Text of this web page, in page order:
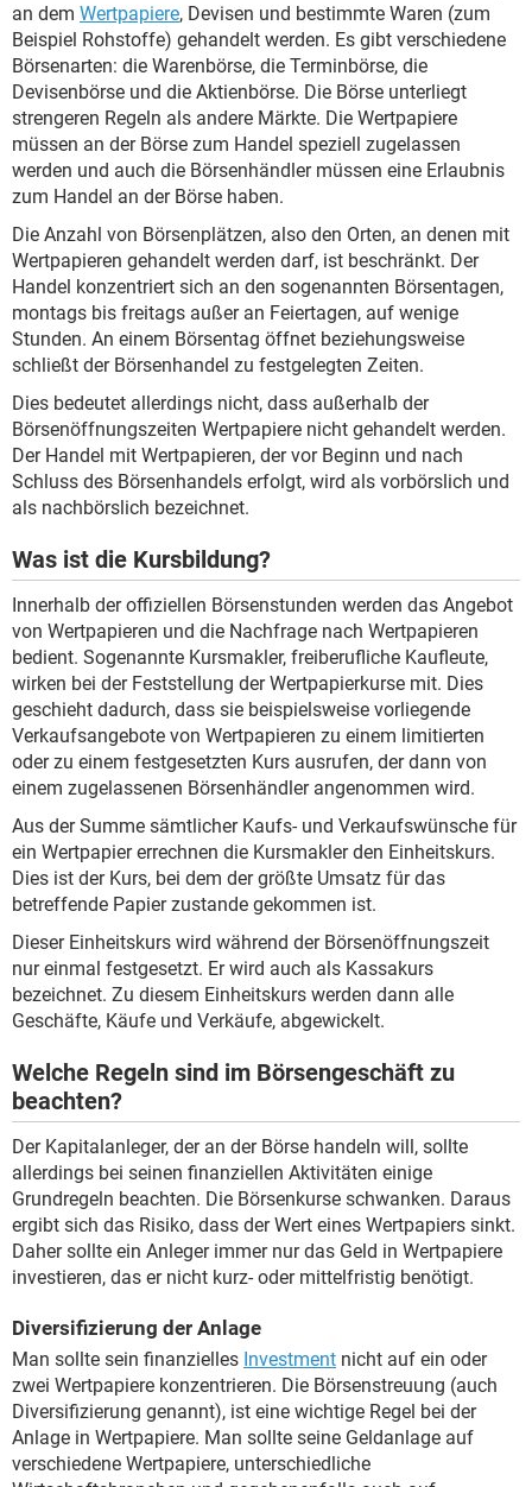
an dem Wertpapiere, Devisen und bestimmte Waren (zum
Beispiel Rohstoffe) gehandelt werden. Es gibt verschiedene
Börsenarten: die Warenbörse, die Terminbörse, die
Devisenbörse und die Aktienbörse. Die Börse unterliegt
strengeren Regeln als andere Märkte. Die Wertpapiere
müssen an der Börse zum Handel speziell zugelassen
werden und auch die Börsenhändler müssen eine Erlaubnis
zum Handel an der Börse haben.
Die Anzahl von Börsenplätzen, also den Orten, an denen mit
Wertpapieren gehandelt werden darf, ist beschränkt. Der
Handel konzentriert sich an den sogenannten Börsentagen,
montags bis freitags außer an Feiertagen, auf wenige
Stunden. An einem Börsentag öffnet beziehungsweise
schließt der Börsenhandel zu festgelegten Zeiten.
Dies bedeutet allerdings nicht, dass außerhalb der
Börsenöffnungszeiten Wertpapiere nicht gehandelt werden.
Der Handel mit Wertpapieren, der vor Beginn und nach
Schluss des Börsenhandels erfolgt, wird als vorbörslich und
als nachbörslich bezeichnet.
Was ist die Kursbildung?
Innerhalb der offiziellen Börsenstunden werden das Angebot
von Wertpapieren und die Nachfrage nach Wertpapieren
bedient. Sogenannte Kursmakler, freiberufliche Kaufleute,
wirken bei der Feststellung der Wertpapierkurse mit. Dies
geschieht dadurch, dass sie beispielsweise vorliegende
Verkaufsangebote von Wertpapieren zu einem limitierten
oder zu einem festgesetzten Kurs ausrufen, der dann von
einem zugelassenen Börsenhändler angenommen wird.
Aus der Summe sämtlicher Kaufs- und Verkaufswünsche für
ein Wertpapier errechnen die Kursmakler den Einheitskurs.
Dies ist der Kurs, bei dem der größte Umsatz für das
betreffende Papier zustande gekommen ist.
Dieser Einheitskurs wird während der Börsenöffnungszeit
nur einmal festgesetzt. Er wird auch als Kassakurs
bezeichnet. Zu diesem Einheitskurs werden dann alle
Geschäfte, Käufe und Verkäufe, abgewickelt.
Welche Regeln sind im Börsengeschäft zu
beachten?
Der Kapitalanleger, der an der Börse handeln will, sollte
allerdings bei seinen finanziellen Aktivitäten einige
Grundregeln beachten. Die Börsenkurse schwanken. Daraus
ergibt sich das Risiko, dass der Wert eines Wertpapiers sinkt.
Daher sollte ein Anleger immer nur das Geld in Wertpapiere
investieren, das er nicht kurz- oder mittelfristig benötigt.
Diversifizierung der Anlage
Man sollte sein finanzielles Investment nicht auf ein oder
zwei Wertpapiere konzentrieren. Die Börsenstreuung (auch
Diversifizierung genannt), ist eine wichtige Regel bei der
Anlage in Wertpapiere. Man sollte seine Geldanlage auf
verschiedene Wertpapiere, unterschiedliche